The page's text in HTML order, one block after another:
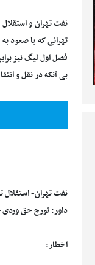
نفت تهران و
تهرانی که با صعود
فصل اول لیگ نیز
بی آنکه در نقل و
نفت تهران- استقلال تهران – ساعت 16:35 –
داور: تورج حق
اخطار: